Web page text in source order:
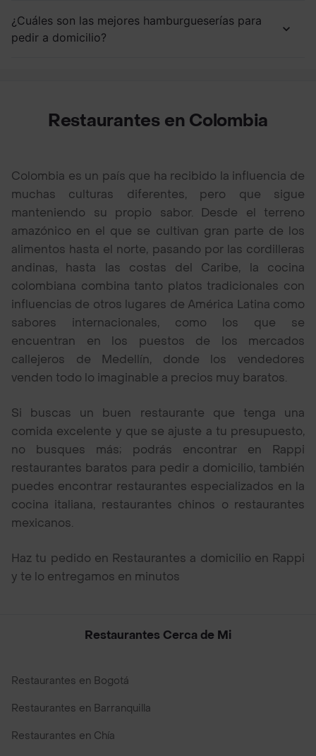
¿Cuáles son las mejores hamburgueserías para
pedir a domicilio?
Restaurantes en Colombia
Colombia es un país que ha recibido la influencia de
muchas culturas diferentes, pero que sigue
manteniendo su propio sabor. Desde el terreno
amazónico en el que se cultivan gran parte de los
alimentos hasta el norte, pasando por las cordilleras
andinas, hasta las costas del Caribe, la cocina
colombiana combina tanto platos tradicionales con
influencias de otros lugares de América Latina como
sabores internacionales, como los que se
encuentran en los puestos de los mercados
callejeros de Medellín, donde los vendedores
venden todo lo imaginable a precios muy baratos.
Si buscas un buen restaurante que tenga una
comida excelente y que se ajuste a tu presupuesto,
no busques más; podrás encontrar en Rappi
restaurantes baratos para pedir a domicilio, también
puedes encontrar restaurantes especializados en la
cocina italiana, restaurantes chinos o restaurantes
mexicanos.
Haz tu pedido en Restaurantes a domicilio en Rappi
y te lo entregamos en minutos
Restaurantes Cerca de Mi
Restaurantes en Bogotá
Restaurantes en Barranquilla
Restaurantes en Chía